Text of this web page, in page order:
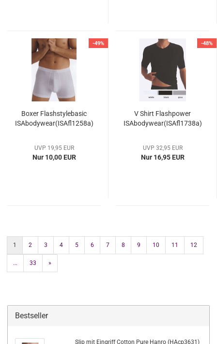
-49%
Boxer Flashstylebasic
ISAbodywear(ISAfl1258a)
UVP 19,95 EUR
Nur 10,00 EUR
-48%
V Shirt Flashpower
ISAbodywear(ISAfl1738a)
UVP 32,95 EUR
Nur 16,95 EUR
1 2 3 4 5 6 7 8 9 10 11 12
... 33 »
Bestseller
Slip mit Eingriff Cotton Pure Hanro (HAcp3631)